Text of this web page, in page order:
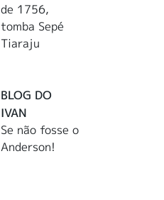
de 1756,
tomba Sepé
Tiaraju
BLOG DO
IVAN
Se não fosse o
Anderson!